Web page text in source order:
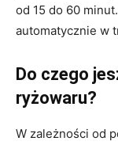
od 15 do 60
automatycznie w
Do czego
ryżowaru?
W zależności od